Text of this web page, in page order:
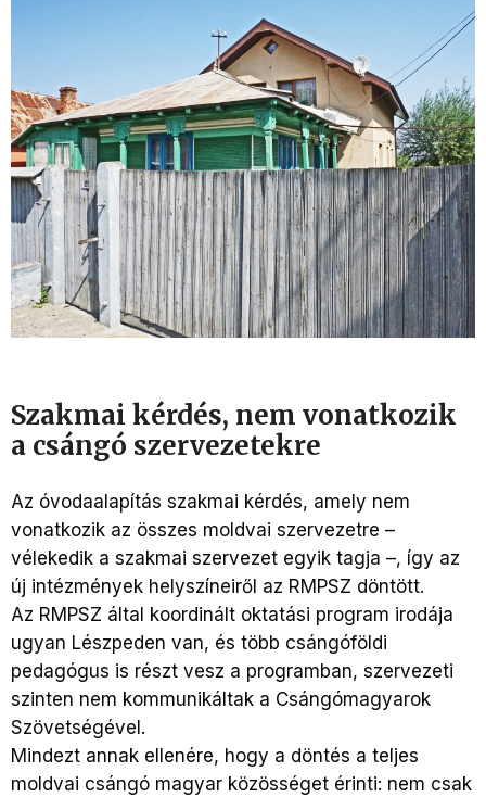
Szakmai kérdés, nem vonatkozik
a csángó szervezetekre
Az óvodaalapítás szakmai kérdés, amely nem
vonatkozik az összes moldvai szervezetre –
vélekedik a szakmai szervezet egyik tagja –, így az
új intézmények helyszíneiről az RMPSZ döntött.
Az RMPSZ által koordinált oktatási program irodája
ugyan Lészpeden van, és több csángóföldi
pedagógus is részt vesz a programban, szervezeti
szinten nem kommunikáltak a Csángómagyarok
Szövetségével.
Mindezt annak ellenére, hogy a döntés a teljes
moldvai csángó magyar közösséget érinti: nem csak